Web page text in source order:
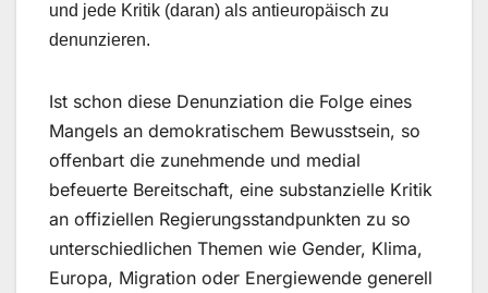
und jede Kritik (daran) als antieuropäisch zu
denunzieren.
Ist schon diese Denunziation die Folge eines
Mangels an demokratischem Bewusstsein, so
offenbart die zunehmende und medial
befeuerte Bereitschaft, eine substanzielle Kritik
an offiziellen Regierungsstandpunkten zu so
unterschiedlichen Themen wie Gender, Klima,
Europa, Migration oder Energiewende generell